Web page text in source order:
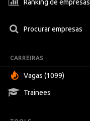
Ranking de empresas
Procurar empresas
CARREIRAS
Vagas (1099)
Trainees